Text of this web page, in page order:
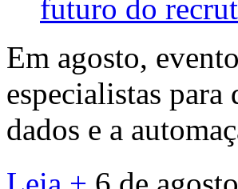
futuro do
Em agosto,
especialistas
dados e a